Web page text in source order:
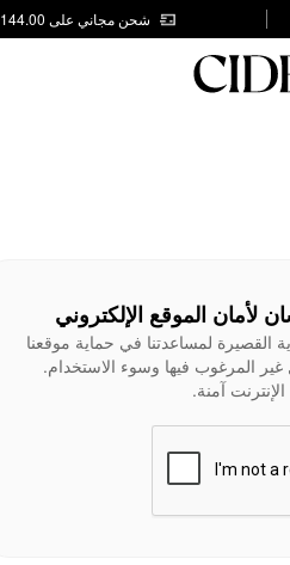
شحن مجاني على AED 144.00
لأمان الموقع الإلكتروني
القصيرة لمساعدتنا في حماية موقعنا
المرغوب فيها وسوء الاستخدام.
آمنة.